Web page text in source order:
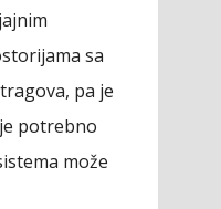
sa
pa je
potrebno
može